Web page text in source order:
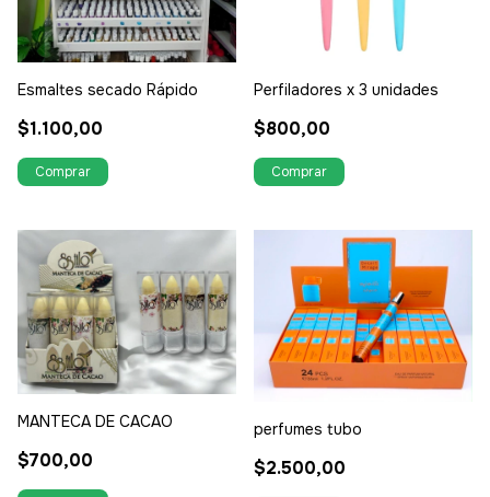
Esmaltes secado Rápido
$1.100,00
Perfiladores x 3 unidades
$800,00
MANTECA DE CACAO
$700,00
perfumes tubo
$2.500,00